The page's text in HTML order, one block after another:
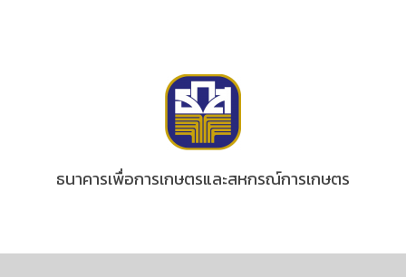
ธนาคารเพื่อการเกษตรและสหกรณ์การเกษตร